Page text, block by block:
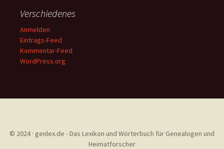
Verschiedenes
Anmelden
Eintrags-Feed
Kommentar-Feed
WordPress.org
© 2024 · genlex.de - Das Lexikon und Wörterbuch für Genealogen und
Heimatforscher